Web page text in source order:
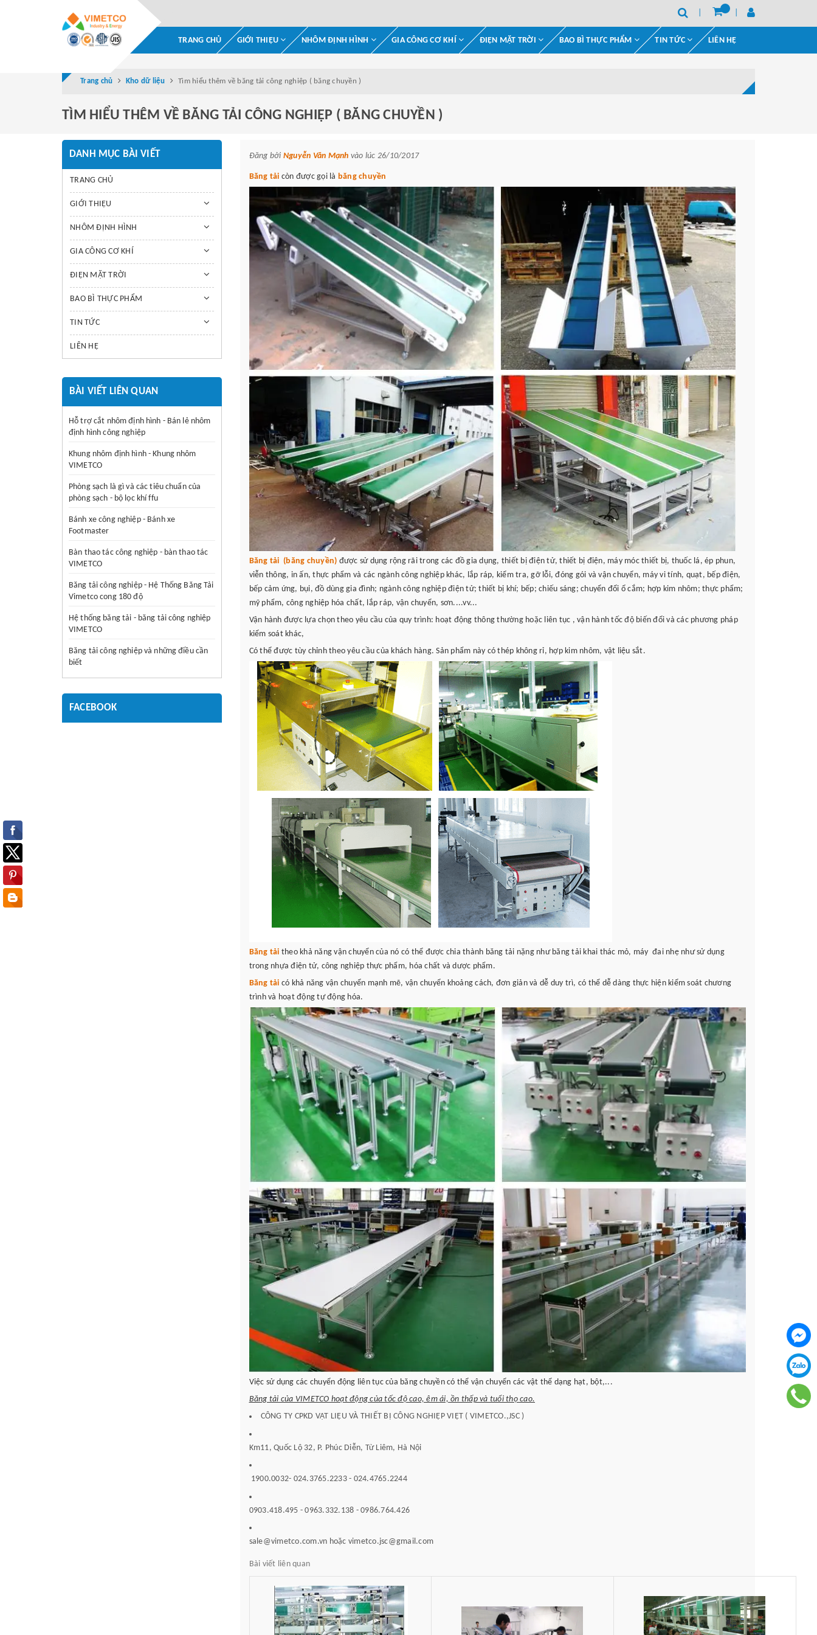
TRANG CHỦ GIỚI THIỆU NHÔM ĐỊNH HÌNH GIA CÔNG CƠ KHÍ ĐIỆN MẶT TRỜI BAO BÌ THỰC PHẨM TIN TỨC LIÊN HỆ
Trang chủ Kho dữ liệu Tìm hiểu thêm về băng tải công nghiệp ( băng chuyền )
TÌM HIỂU THÊM VỀ BĂNG TẢI CÔNG NGHIỆP ( BĂNG CHUYỀN )
Đăng bởi Nguyễn Văn Mạnh vào lúc 26/10/2017
Băng tải còn được gọi là băng chuyền
Băng tải (băng chuyền) được sử dụng rộng rãi trong các đồ gia dụng, thiết bị điện tử, thiết bị điện, máy móc thiết bị, thuốc lá, ép phun,
viễn thông, in ấn, thực phẩm và các ngành công nghiệp khác, lắp ráp, kiểm tra, gỡ lỗi, đóng gói và vận chuyển, máy vi tính, quạt, bếp điện,
bếp cảm ứng, bụi, đồ dùng gia đình; ngành công nghiệp điện tử; thiết bị khí; bếp; chiếu sáng; chuyển đổi ổ cắm; hợp kim nhôm; thực phẩm;
mỹ phẩm, công nghiệp hóa chất, lắp ráp, vận chuyển, sơn....vv...
Vận hành được lựa chọn theo yêu cầu của quy trình: hoạt động thông thường hoặc liên tục , vận hành tốc độ biến đổi và các phương pháp
kiểm soát khác,
Có thể được tùy chỉnh theo yêu cầu của khách hàng. Sản phẩm này có thép không rỉ, hợp kim nhôm, vật liệu sắt.
Băng tải theo khả năng vận chuyển của nó có thể được chia thành băng tải nặng như băng tải khai thác mỏ, máy đai nhẹ như sử dụng
trong nhựa điện tử, công nghiệp thực phẩm, hóa chất và dược phẩm.
Băng tải có khả năng vận chuyển mạnh mẽ, vận chuyển khoảng cách, đơn giản và dễ duy trì, có thể dễ dàng thực hiện kiểm soát chương
trình và hoạt động tự động hóa.
Việc sử dụng các chuyển động liên tục của băng chuyền có thể vận chuyển các vật thể dạng hạt, bột,...
Băng tải của VIMETCO hoạt động của tốc độ cao, êm ái, ồn thấp và tuổi thọ cao.
CÔNG TY CPKD VẬT LIỆU VÀ THIẾT BỊ CÔNG NGHIỆP VIỆT ( VIMETCO.,JSC )
Km11, Quốc Lộ 32, P. Phúc Diễn, Từ Liêm, Hà Nội
1900.0032- 024.3765.2233 - 024.4765.2244
0903.418.495 - 0963.332.138 - 0986.764.426
sale@vimetco.com.vn hoặc vimetco.jsc@gmail.com
Bài viết liên quan
DANH MỤC BÀI VIẾT
TRANG CHỦ
GIỚI THIỆU
NHÔM ĐỊNH HÌNH
GIA CÔNG CƠ KHÍ
ĐIỆN MẶT TRỜI
BAO BÌ THỰC PHẨM
TIN TỨC
LIÊN HỆ
BÀI VIẾT LIÊN QUAN
Hỗ trợ cắt nhôm định hình - Bán lẻ nhôm
định hình công nghiệp
Khung nhôm định hình - Khung nhôm
VIMETCO
Phòng sạch là gì và các tiêu chuẩn của
phòng sạch - bộ lọc khí ffu
Bánh xe công nghiệp - Bánh xe
Footmaster
Bàn thao tác công nghiệp - bàn thao tác
VIMETCO
Băng tải công nghiệp - Hệ Thống Băng Tải
Vimetco cong 180 độ
Hệ thống băng tải - băng tải công nghiệp
VIMETCO
Băng tải công nghiệp và những điều cần
biết
FACEBOOK